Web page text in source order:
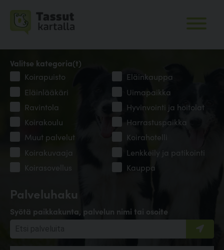
Palveluhaku
Syötä paikkakunta, palvelun nimi tai osoite
Valitse kategoria(t)
Koirapuisto
Eläinkauppa
Eläinlääkäri
Uimapaikka
Ravintola
Hyvinvointi ja hoitolat
Koirakoulu
Harrastuspaikka
Muut palvelut
Koirahotelli
Koirakuvaaja
Lenkkeily ja patikointi
Koirasovellus
Kauppa